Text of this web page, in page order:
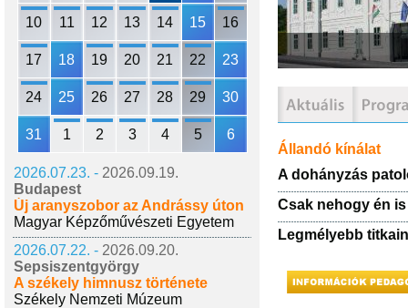
10 11 12 13 14 15 16
17 18 19 20 21 22 23
24 25 26 27 28 29 30
31 1 2 3 4 5 6
2026.07.23. - 2026.09.19.
Budapest
Új aranyszobor az Andrássy úton
Magyar Képzőművészeti Egyetem
2026.07.22. - 2026.09.20.
Sepsiszentgyörgy
A székely himnusz története
Székely Nemzeti Múzeum
Állandó kínálat
A dohányzás
Csak nehogy én
Legmélyebb